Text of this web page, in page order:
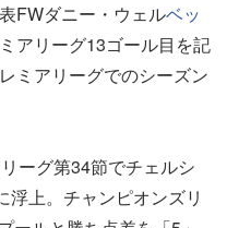
FWダニー・ウェルベッ
アリーグ13ゴール目を記
ミアリーグでのシーズン
ーグ第34節でチェルシ
浮上。チャンピオンズリ